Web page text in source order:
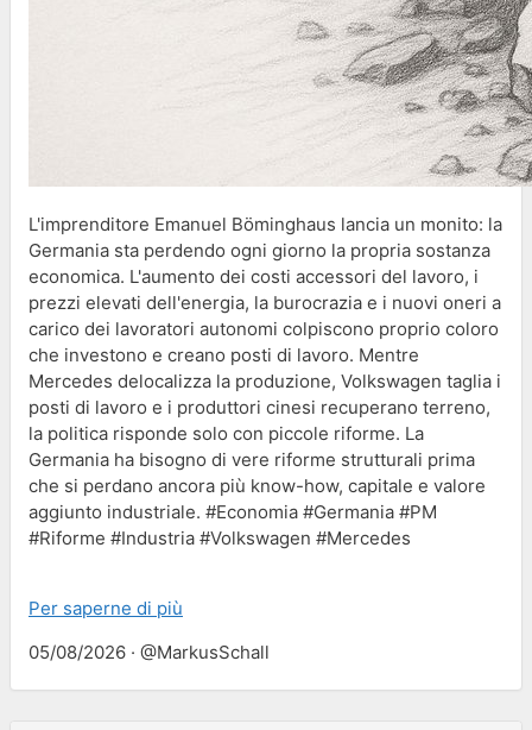
L'imprenditore Emanuel Böminghaus lancia un monito: la
Germania sta perdendo ogni giorno la propria sostanza
economica. L'aumento dei costi accessori del lavoro, i
prezzi elevati dell'energia, la burocrazia e i nuovi oneri a
carico dei lavoratori autonomi colpiscono proprio coloro
che investono e creano posti di lavoro. Mentre
Mercedes delocalizza la produzione, Volkswagen taglia i
posti di lavoro e i produttori cinesi recuperano terreno,
la politica risponde solo con piccole riforme. La
Germania ha bisogno di vere riforme strutturali prima
che si perdano ancora più know-how, capitale e valore
aggiunto industriale. #Economia #Germania #PM
#Riforme #Industria #Volkswagen #Mercedes
Per saperne di più
05/08/2026 · @MarkusSchall